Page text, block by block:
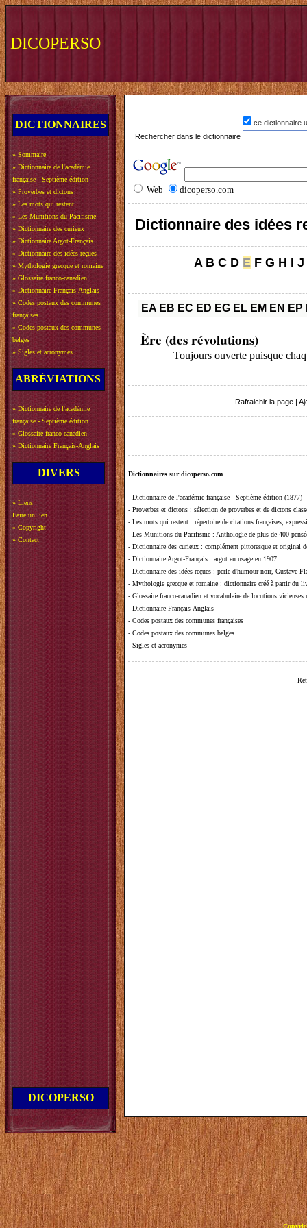
DICOPERSO
DICTIONNAIRES
» Sommaire
» Dictionnaire de l'académie
française - Septième édition
» Proverbes et dictons
» Les mots qui restent
» Les Munitions du Pacifisme
» Dictionnaire des curieux
» Dictionnaire Argot-Français
» Dictionnaire des idées reçues
» Mythologie grecque et romaine
» Glossaire franco-canadien
» Dictionnaire Français-Anglais
» Codes postaux des communes
françaises
» Codes postaux des communes
belges
» Sigles et acronymes
ABRÉVIATIONS
» Dictionnaire de l'académie
française - Septième édition
» Glossaire franco-canadien
» Dictionnaire Français-Anglais
DIVERS
» Liens
Faire un lien
» Copyright
» Contact
DICOPERSO
ce dictionnaire
Rechercher dans le dictionnaire
Web dicoperso.com
Dictionnaire des idées
A B C D E F G H I J
EA EB EC ED EG EL EM EN EP
Ère (des révolutions)
Toujours ouverte puisque
Rafraichir la page
Dictionnaires sur dicoperso.com
- Dictionnaire de l'académie française - Septième édition (1877)
- Proverbes et dictons : sélection de proverbes et de dictons
- Les mots qui restent : répertoire de citations françaises,
- Les Munitions du Pacifisme : Anthologie de plus de 400
- Dictionnaire des curieux : complément pittoresque et original
- Dictionnaire Argot-Français : argot en usage en 1907.
- Dictionnaire des idées reçues : perle d'humour noir, Gustave
- Mythologie grecque et romaine : dictionnaire créé à partir du
- Glossaire franco-canadien et vocabulaire de locutions vicieuses
- Dictionnaire Français-Anglais
- Codes postaux des communes françaises
- Codes postaux des communes belges
- Sigles et acronymes